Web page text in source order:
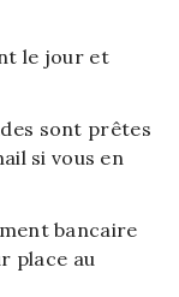
le jour et
sont prêtes
si vous en
bancaire
place au